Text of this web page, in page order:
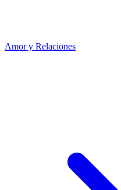
Amor y Relaciones